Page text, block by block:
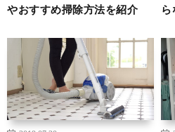
やおすすめ掃除方法を紹介